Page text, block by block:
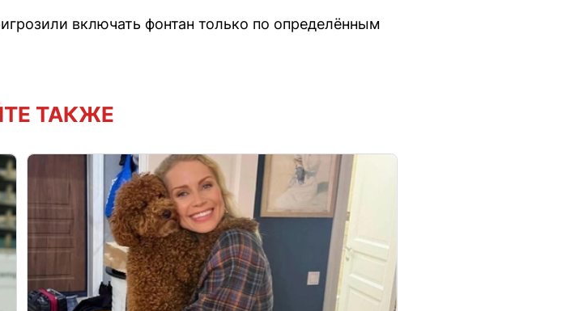
включать фонтан только по определённым
ТАКЖЕ